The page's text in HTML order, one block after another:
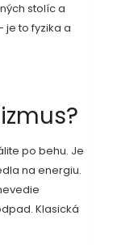
stolíc a
je to fyzika a
po behu. Je
na energiu.
Klasická